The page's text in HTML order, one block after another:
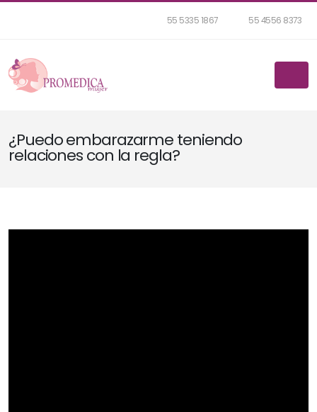
55 5335 1867 55 4556 8373
¿Puedo embarazarme teniendo
relaciones con la regla?